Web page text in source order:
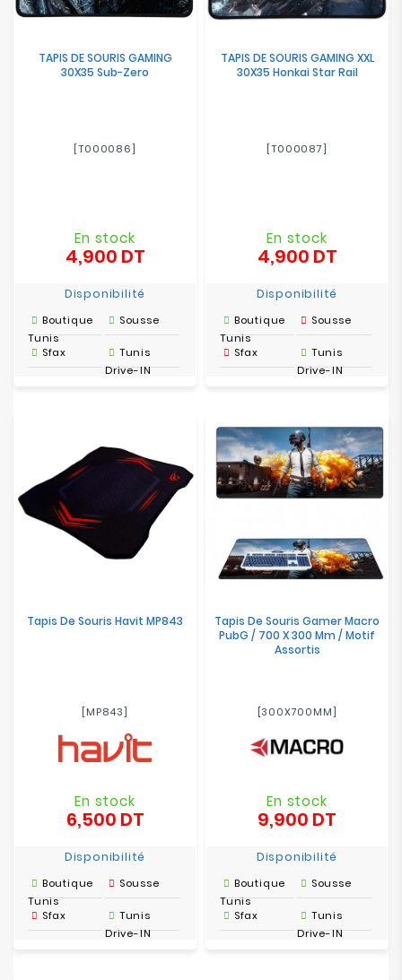
TAPIS DE SOURIS GAMING
30X35 Sub-Zero
[T000086]
En stock
4,900 DTPrix
Disponibilité
Boutique
Tunis
Sousse
Sfax
Tunis
Drive-IN
TAPIS DE SOURIS GAMING XXL
30X35 Honkai Star Rail
[T000087]
En stock
4,900 DTPrix
Disponibilité
Boutique
Tunis
Sousse
Sfax
Tunis
Drive-IN
Tapis De Souris Havit MP843
[MP843]
En stock
6,500 DTPrix
Disponibilité
Boutique
Tunis
Sousse
Sfax
Tunis
Drive-IN
Tapis De Souris Gamer Macro
PubG / 700 X 300 Mm / Motif
Assortis
[300X700MM]
En stock
9,900 DT
Disponibilité
Boutique
Tunis
Sousse
Sfax
Tunis
Drive-IN